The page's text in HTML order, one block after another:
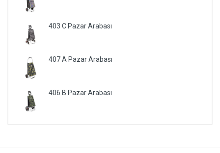
403 C Pazar Arabası
407 A Pazar Arabası
406 B Pazar Arabası